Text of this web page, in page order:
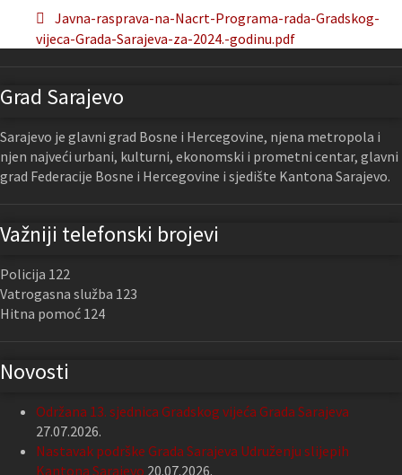
Javna-rasprava-na-Nacrt-Programa-rada-Gradskog-
vijeca-Grada-Sarajeva-za-2024.-godinu.pdf
Grad Sarajevo
Sarajevo je glavni grad Bosne i Hercegovine, njena metropola i
njen najveći urbani, kulturni, ekonomski i prometni centar, glavni
grad Federacije Bosne i Hercegovine i sjedište Kantona Sarajevo.
Važniji telefonski brojevi
Policija 122
Vatrogasna služba 123
Hitna pomoć 124
Novosti
Održana 13. sjednica Gradskog vijeća Grada Sarajeva
27.07.2026.
Nastavak podrške Grada Sarajeva Udruženju slijepih
Kantona Sarajevo 20.07.2026.